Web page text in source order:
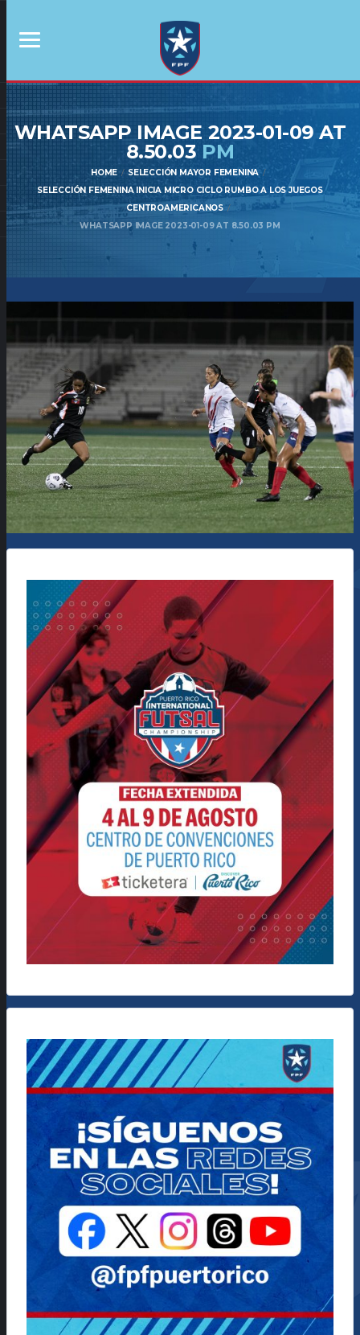
WHATSAPP IMAGE 2023-01-09 AT
8.50.03 PM
HOME
SELECCIÓN MAYOR FEMENINA
SELECCIÓN FEMENINA INICIA MICRO CICLO RUMBO A LOS JUEGOS
CENTROAMERICANOS
WHATSAPP IMAGE 2023-01-09 AT 8.50.03 PM